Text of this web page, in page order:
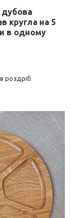
кругла на 5
в одному
роздріб